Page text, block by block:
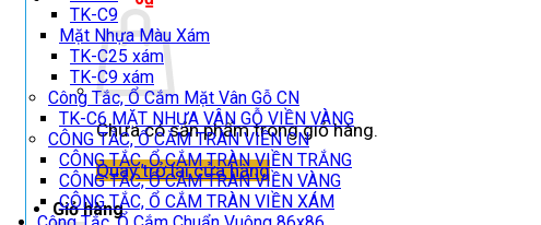
Chưa có sản phẩm trong giỏ hàng.
Quay trở lại cửa hàng
Giỏ hàng
TK-C9
Mặt Nhựa Màu Xám
TK-C25 xám
TK-C9 xám
Công Tắc, Ổ Cắm Mặt Vân Gỗ CN
TK-C6 MẶT NHỰA VÂN GỖ VIỀN VÀNG
CÔNG TẮC, Ổ CẮM TRÀN VIỀN CN
CÔNG TẮC, Ổ CẮM TRÀN VIỀN TRẮNG
CÔNG TẮC, Ổ CẮM TRÀN VIỀN VÀNG
CÔNG TẮC, Ổ CẮM TRÀN VIỀN XÁM